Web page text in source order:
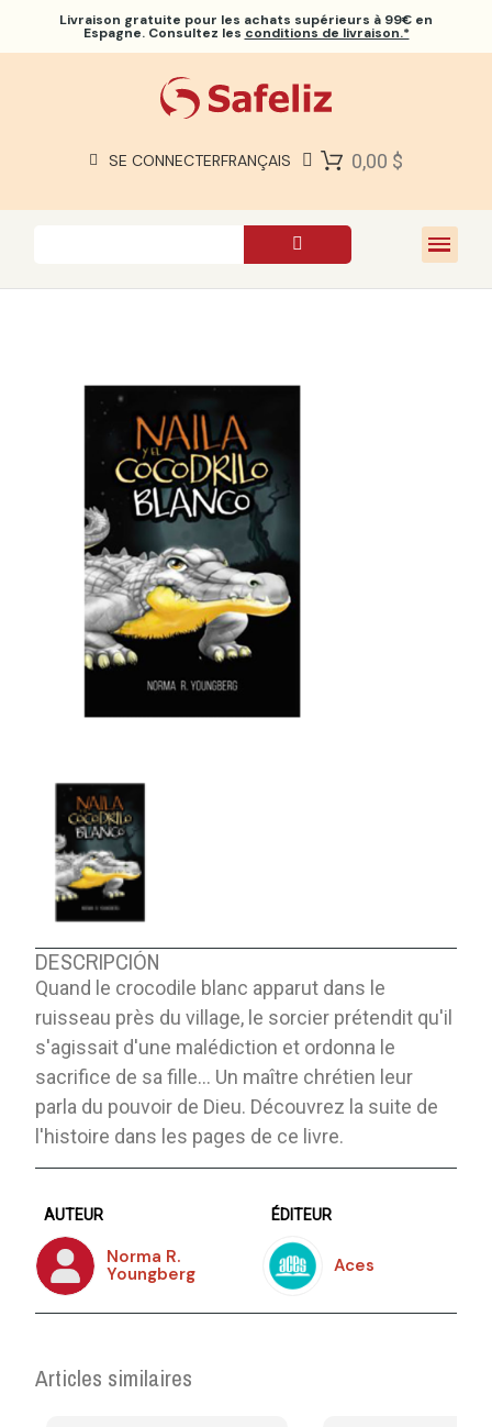
Livraison gratuite pour les achats supérieurs à 99€ en
Espagne. Consultez les conditions de livraison.*
SE CONNECTERFRANÇAIS 0,00 $
À PROPOS DE NOUS
DESCRIPCIÓN
Quand le crocodile blanc apparut dans le
ruisseau près du village, le sorcier prétendit qu'il
s'agissait d'une malédiction et ordonna le
sacrifice de sa fille… Un maître chrétien leur
parla du pouvoir de Dieu. Découvrez la suite de
l'histoire dans les pages de ce livre.
AUTEUR
Norma R.
Youngberg
ÉDITEUR
Aces
Articles similaires